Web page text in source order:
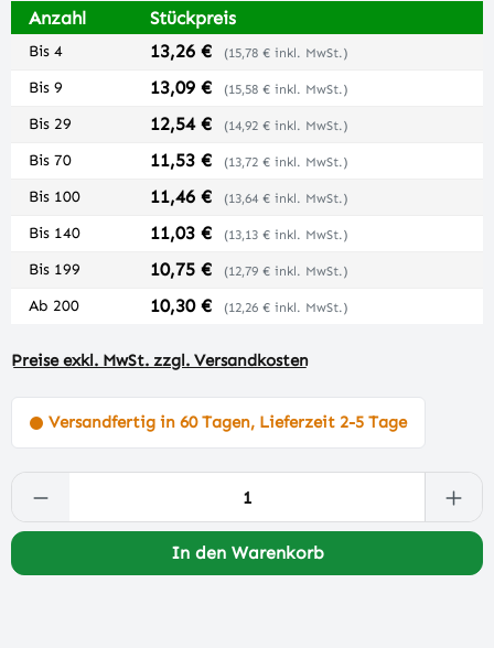
Anzahl Stückpreis
Bis 4 13,26 € (15,78 € inkl. MwSt.)
Bis 9 13,09 € (15,58 € inkl. MwSt.)
Bis 29 12,54 € (14,92 € inkl. MwSt.)
Bis 70 11,53 € (13,72 € inkl. MwSt.)
Bis 100 11,46 € (13,64 € inkl. MwSt.)
Bis 140 11,03 € (13,13 € inkl. MwSt.)
Bis 199 10,75 € (12,79 € inkl. MwSt.)
Ab 200 10,30 € (12,26 € inkl. MwSt.)
Preise exkl. MwSt. zzgl. Versandkosten
Versandfertig in 60 Tagen, Lieferzeit 2-5 Tage
Produkt Anzahl: Gib den gewünschten
In den Warenkorb